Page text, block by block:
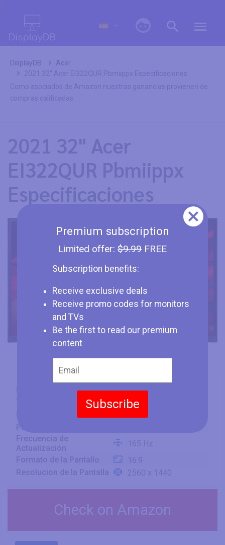
Premium subscription
Limited offer: $9.99FREE
Subscription benefits:
Receive exclusive deals
Receive promo codes for monitors
and TVs
Be the first to read our premium
content
Subscribe
DisplayDB
Acer
2021 32" Acer EI322QUR Pbmiippx Especificaciones
Como asociados de Amazon nuestras ganancias provienen de
compras calificadas.
2021 32" Acer
EI322QUR Pbmiippx
Especificaciones
Acer
Monitor
Dimensión de la Pantalla
32" (inches)
Frecuencia de
Actualización
165 Hz
Resolucion de la Pantalla
2560 x 1440
Check on Amazon